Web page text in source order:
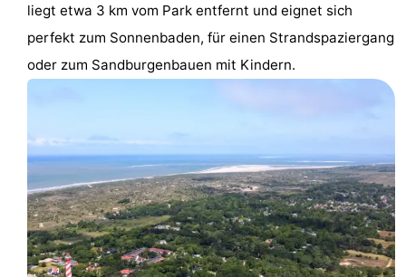
Denkmäler
Mühlen
Rundfahrten
Spielplätze
Indoor-
liegt etwa 3 km vom Park entfernt und eignet sich
perfekt zum Sonnenbaden, für einen Strandspaziergang
oder zum Sandburgenbauen mit Kindern.